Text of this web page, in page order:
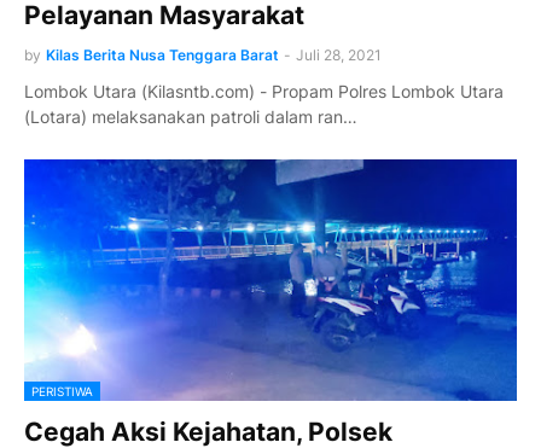
Pelayanan Masyarakat
by Kilas Berita Nusa Tenggara Barat - Juli 28, 2021
Lombok Utara (Kilasntb.com) - Propam Polres Lombok Utara
(Lotara) melaksanakan patroli dalam ran…
PERISTIWA
Cegah Aksi Kejahatan, Polsek